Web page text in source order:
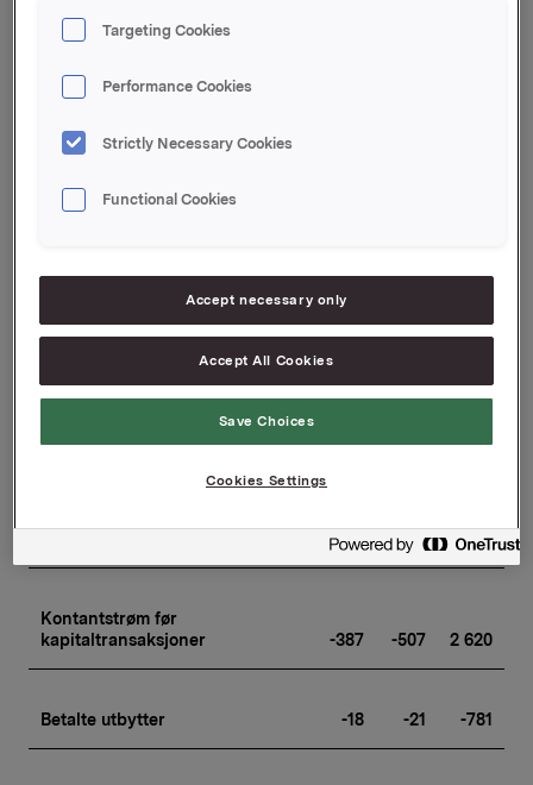
Fri kontantstrøm fra driften
Fri kontantstrøm Industri
Fri kontantstrøm fra
Investeringsområdet
32 5 -207
Kontantstrøm før
kapitaltransaksjoner
-387 -507 2 620
Betalte utbytter -18 -21 -781
Targeting Cookies
Performance Cookies
Strictly Necessary Cookies
Functional Cookies
Accept necessary only
Accept All Cookies
Save Choices
Cookies Settings